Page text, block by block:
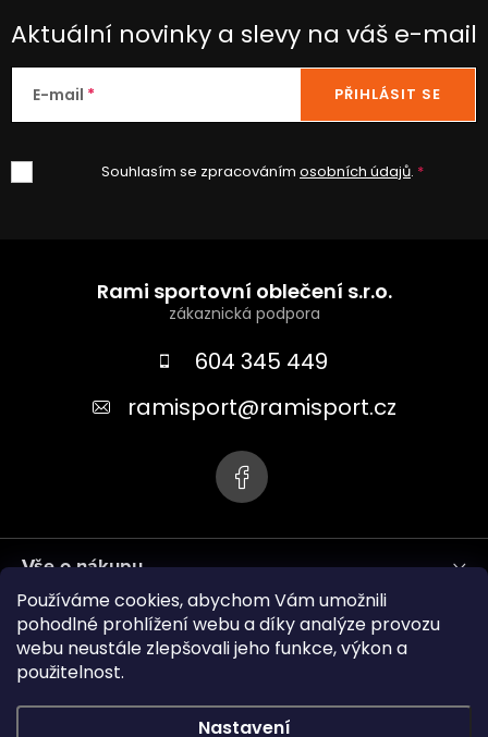
Používáme cookies, abychom Vám umožnili
pohodlné prohlížení webu a díky analýze provozu
webu neustále zlepšovali jeho funkce, výkon a
použitelnost.
Nastavení
Aktuální novinky a slevy na váš e-mail
E-mail
Souhlasím se zpracováním osobních údajů.
PŘIHLÁSIT SE
Rami sportovní oblečení s.r.o.
604 345 449
ramisport@ramisport.cz
Vše o nákupu
Informace pro vás